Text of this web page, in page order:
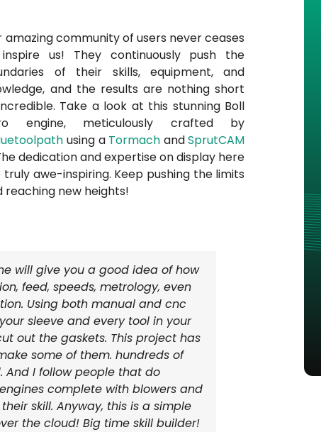
amazing community of users never ceases
us! They continuously push the
of their skills, equipment, and
and the results are nothing short
Take a look at this stunning Boll
engine, meticulously crafted by
using a Tormach andSprutCAM
dedication and expertise on display here
truly awe-inspiring. Keep pushing the limits
reaching new heights!
will give you a good idea of how
feed, speeds, metrology, even
Using both manual and cnc
sleeve and every tool in your
out the gaskets. This project has
some of them. hundreds of
I follow people that do
complete with blowers and
skill. Anyway, this is a simple
the cloud! Big time skill builder!